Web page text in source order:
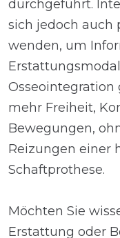
durchgeführt.
sich jedoch auch
wenden, um
mehr Freiheit,
Bewegungen,
Reizungen einer
Schaftprothese.
Möchten Sie
Erstattung oder